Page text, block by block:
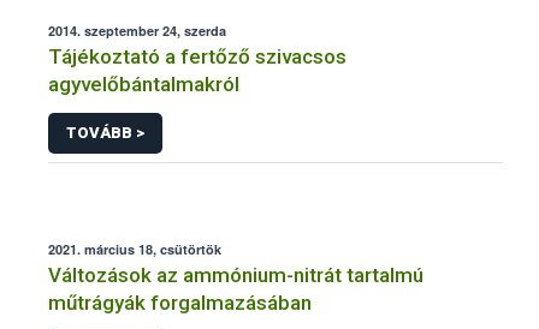
2014. szeptember 24, szerda
Tájékoztató a fertőző szivacsos
agyvelőbántalmakról
TOVÁBB >
2021. március 18, csütörtök
Változások az ammónium-nitrát tartalmú
műtrágyák forgalmazásában